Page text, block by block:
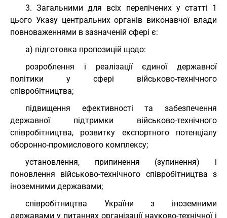
3. Загальними для всіх перелічених у статті 1
цього Указу центральних органів виконавчої влади
повноваженнями в зазначеній сфері є:
а) підготовка пропозицій щодо:
розроблення і реалізації єдиної державної
політики у сфері військово-технічного
співробітництва;
підвищення ефективності та забезпечення
державної підтримки військово-технічного
співробітництва, розвитку експортного потенціалу
оборонно-промислового комплексу;
установлення, припинення (зупинення) і
поновлення військово-технічного співробітництва з
іноземними державами;
співробітництва України з іноземними
державами у питаннях організації науково-технічної і